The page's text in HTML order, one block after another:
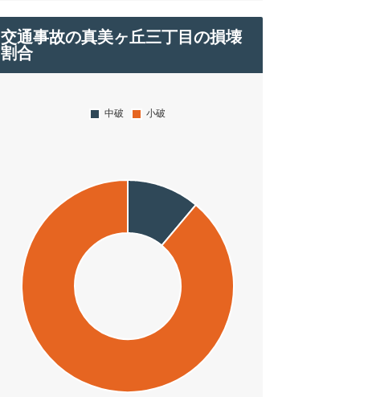
交通事故の真美ヶ丘三丁目の損壊
割合